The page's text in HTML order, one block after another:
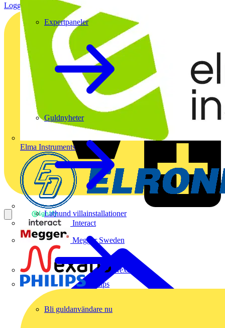
Elma Instruments
Interact
Megger Sweden
Nexans
Philips
Expertpaneler
Guldnyheter
Lathund villainstallationer
Bli guldanvändare nu
Logga in Registrera dig